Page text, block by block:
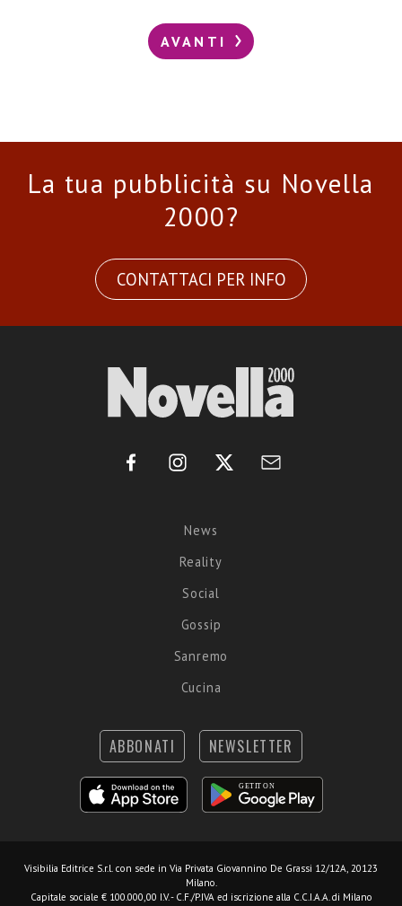
AVANTI
La tua pubblicità su Novella
2000?
CONTATTACI PER INFO
News
Reality
Social
Gossip
Sanremo
Cucina
ABBONATI NEWSLETTER
Visibilia Editrice S.r.l. con sede in Via Privata Giovannino De Grassi 12/12A, 20123
Milano.
Capitale sociale € 100.000,00 I.V. - C.F./P.IVA ed iscrizione alla C.C.I.A.A. di Milano